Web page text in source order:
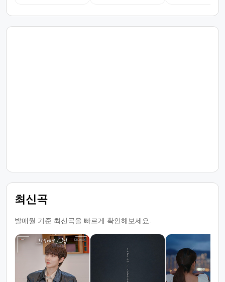
최신곡
발매월 기준 최신곡을 빠르게 확인해보세요.